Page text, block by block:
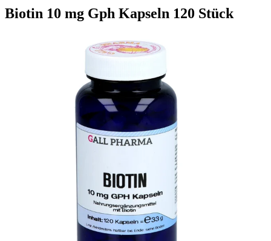
Biotin 10 mg Gph Kapseln 120 Stück